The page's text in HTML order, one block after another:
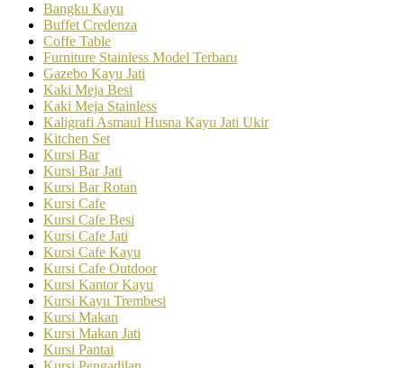
Bangku Kayu
Buffet Credenza
Coffe Table
Furniture Stainless Model Terbaru
Gazebo Kayu Jati
Kaki Meja Besi
Kaki Meja Stainless
Kaligrafi Asmaul Husna Kayu Jati Ukir
Kitchen Set
Kursi Bar
Kursi Bar Jati
Kursi Bar Rotan
Kursi Cafe
Kursi Cafe Besi
Kursi Cafe Jati
Kursi Cafe Kayu
Kursi Cafe Outdoor
Kursi Kantor Kayu
Kursi Kayu Trembesi
Kursi Makan
Kursi Makan Jati
Kursi Pantai